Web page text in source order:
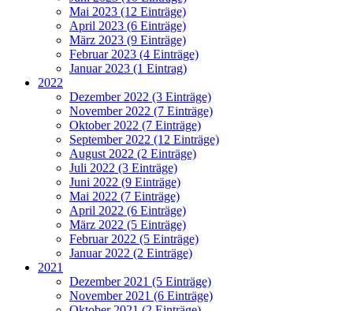
Mai 2023 (12 Einträge)
April 2023 (6 Einträge)
März 2023 (9 Einträge)
Februar 2023 (4 Einträge)
Januar 2023 (1 Eintrag)
2022
Dezember 2022 (3 Einträge)
November 2022 (7 Einträge)
Oktober 2022 (7 Einträge)
September 2022 (12 Einträge)
August 2022 (2 Einträge)
Juli 2022 (3 Einträge)
Juni 2022 (9 Einträge)
Mai 2022 (7 Einträge)
April 2022 (6 Einträge)
März 2022 (5 Einträge)
Februar 2022 (5 Einträge)
Januar 2022 (2 Einträge)
2021
Dezember 2021 (5 Einträge)
November 2021 (6 Einträge)